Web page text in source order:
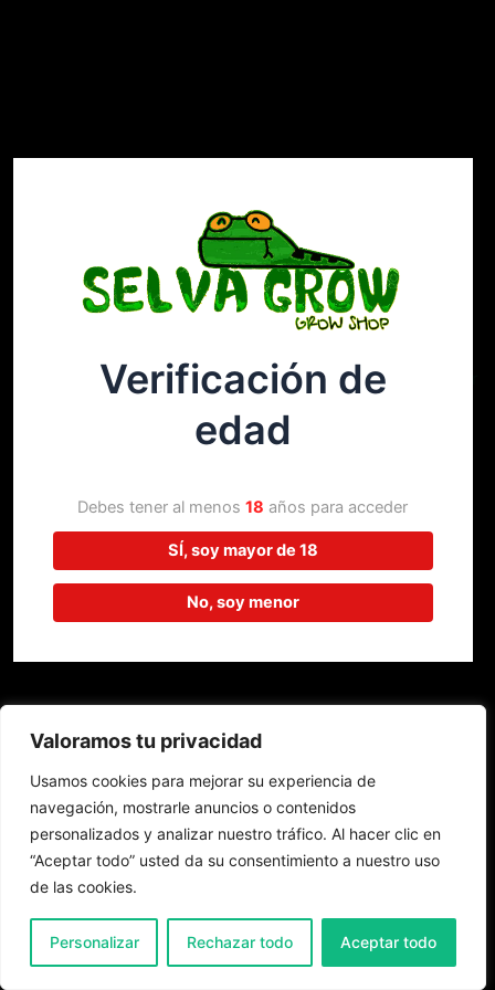
Valoramos tu privacidad
Usamos cookies para mejorar su experiencia de
navegación, mostrarle anuncios o contenidos
personalizados y analizar nuestro tráfico. Al hacer clic en
“Aceptar todo” usted da su consentimiento a nuestro uso
de las cookies.
Personalizar Rechazar todo Aceptar todo
¡Disculpa este desastre! Estamos
trabajando en algo increíble,
¡vuelve pronto!
Verificación de
edad
Debes tener al menos18 años para acceder
SÍ, soy mayor de 18
No, soy menor